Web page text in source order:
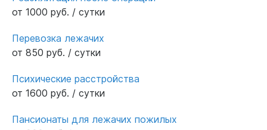
от 1000 руб. / сутки
Перевозка лежачих
от 850 руб. / сутки
Психические расстройства
от 1600 руб. / сутки
Пансионаты для лежачих пожилых